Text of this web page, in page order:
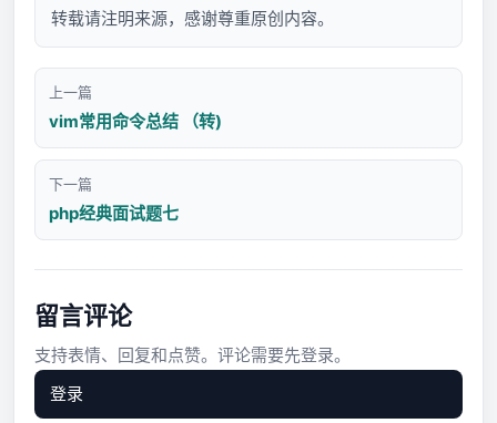
转载请注明来源，感谢尊重原创内容。
上一篇
vim常用命令总结 （转)
下一篇
php经典面试题七
留言评论
支持表情、回复和点赞。评论需要先登录。
登录